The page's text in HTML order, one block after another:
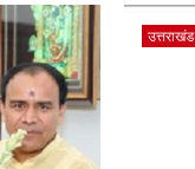
उत्तराखंड